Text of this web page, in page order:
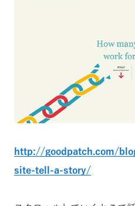
http://goodpatch.com/
site-tell-a-story/